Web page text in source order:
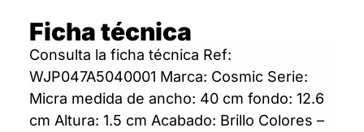
Ficha técnica
Consulta la ficha técnica Ref:
WJP047A5040001 Marca: Cosmic Serie:
Micra medida de ancho: 40 cm fondo: 12.6
cm Altura: 1.5 cm Acabado: Brillo Colores –